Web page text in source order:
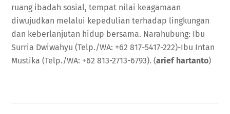
ruang ibadah sosial, tempat nilai keagamaan
diwujudkan melalui kepedulian terhadap lingkungan
dan keberlanjutan hidup bersama. Narahubung: Ibu
Surria Dwiwahyu (Telp./WA: +62 817-5417-222)-Ibu Intan
Mustika (Telp./WA: +62 813-2713-6793). (arief hartanto)